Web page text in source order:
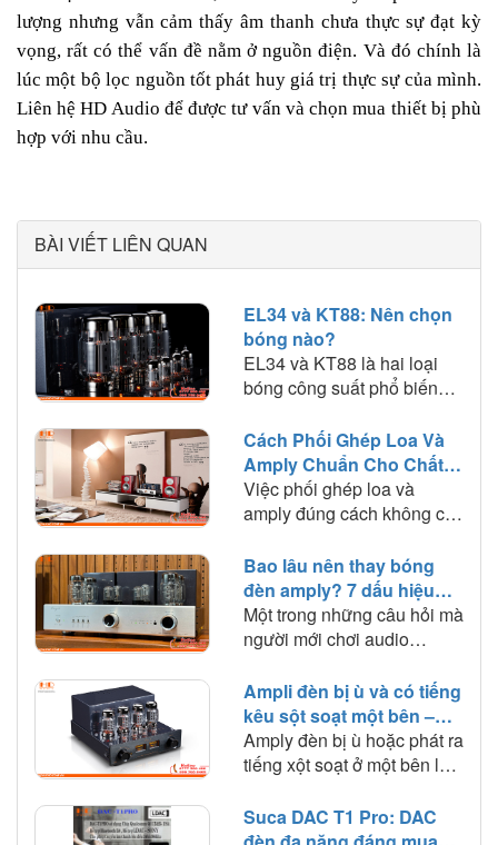
lượng nhưng vẫn cảm thấy âm thanh chưa thực sự đạt kỳ
vọng, rất có thể vấn đề nằm ở nguồn điện. Và đó chính là
lúc một bộ lọc nguồn tốt phát huy giá trị thực sự của mình.
Liên hệ HD Audio để được tư vấn và chọn mua thiết bị phù
hợp với nhu cầu.
BÀI VIẾT LIÊN QUAN
EL34 và KT88: Nên chọn
bóng nào?
EL34 và KT88 là hai loại
bóng công suất phổ biến
khác biệt về chất âm, công
suất, khả năng phối ghép
và lựa chọn loại bóng phù
hợp với nhu cầu nghe
Cách Phối Ghép Loa Và
Amply Chuẩn Cho Chất
Âm Hay
Việc phối ghép loa và
amply đúng cách không chỉ
định mà còn quyết định đến
chất lượng âm thanh mà
bạn trải nghiệm. Trong bài
viết này, HD Audio sẽ chia
trọng và kinh nghiệm thực
tế giúp bạn lựa chọn amply
phù hợp với loa để khai
thác tối đa hiệu suất của
dàn âm thanh.
Bao lâu nên thay bóng
đèn amply? 7 dấu hiệu
cần biết
Một trong những câu hỏi mà
người mới chơi audio
đèn amply dùng được bao
lâu?" hoặc "Khi nào cần
thay bóng đèn?". Trên thực
tế, bóng đèn điện tử là linh
sẽ dần suy giảm hiệu suất
sau một thời gian hoạt
Ampli đèn bị ù và có tiếng
kêu sột soạt một bên –
Nguyên nhân và cách
khắc phục
Amply đèn bị ù hoặc phát ra
tiếng xột soạt ở một bên loa
sau một thời gian sử dụng.
Vậy nguyên nhân do đâu
Suca DAC T1 Pro: DAC